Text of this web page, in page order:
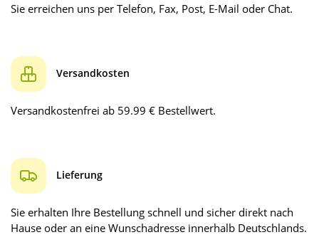
Sie erreichen uns per Telefon, Fax, Post, E-Mail oder Chat.
Versandkosten
Versandkostenfrei ab 59.99 € Bestellwert.
Lieferung
Sie erhalten Ihre Bestellung schnell und sicher direkt nach
Hause oder an eine Wunschadresse innerhalb Deutschlands.